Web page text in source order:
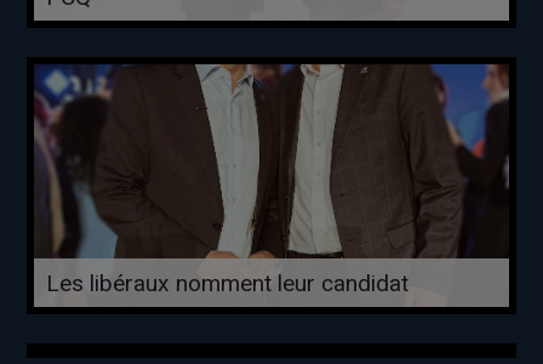
Les libéraux nomment leur candidat